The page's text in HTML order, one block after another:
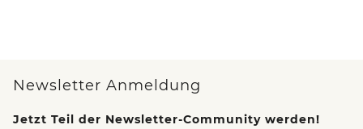
Newsletter Anmeldung
Jetzt Teil der Newsletter-Community werden!